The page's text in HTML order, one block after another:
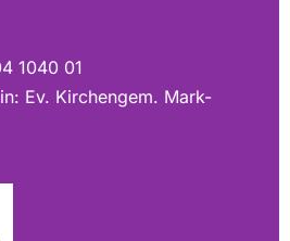
0104 1040 01
Kirchengem. Mark-